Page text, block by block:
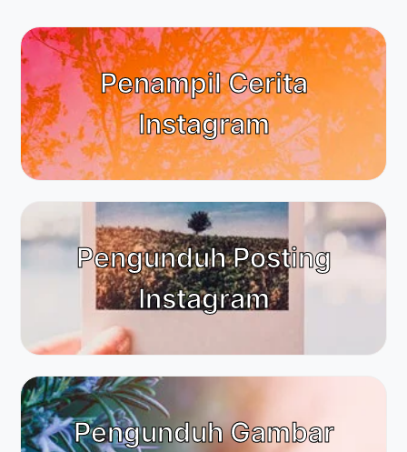
Penampil Cerita
Instagram
Pengunduh Posting
Instagram
Pengunduh Gambar